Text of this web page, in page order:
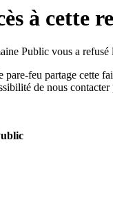
à cette
Public vous a refusé
pare-feu partage cette
de nous